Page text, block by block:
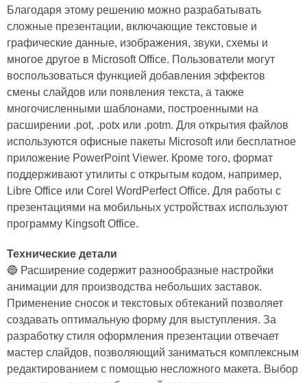
Благодаря этому решению можно разрабатывать
сложные презентации, включающие текстовые и
графические данные, изображения, звуки, схемы и
многое другое в Microsoft Office. Пользователи могут
воспользоваться функцией добавления эффектов
смены слайдов или появления текста, а также
многочисленными шаблонами, построенными на
расширении .pot, .potx или .potm. Для открытия файлов
используются офисные пакеты Microsoft или бесплатное
приложение PowerPoint Viewer. Кроме того, формат
поддерживают утилиты с открытым кодом, например,
Libre Office или Corel WordPerfect Office. Для работы с
презентациями на мобильных устройствах используют
программу Kingsoft Office.
Технические детали
🔵 Расширение содержит разнообразные настройки
анимации для производства небольших заставок.
Применение сносок и текстовых обтеканий позволяет
создавать оптимальную форму для выступления. За
разработку стиля оформления презентации отвечает
мастер слайдов, позволяющий заниматься комплексным
редактированием с помощью несложного макета. Выбор